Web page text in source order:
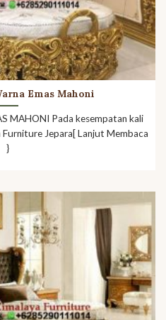
Emas Mahoni
MAHONI Pada kesempatan kali
Jepara[ Lanjut Membaca
}